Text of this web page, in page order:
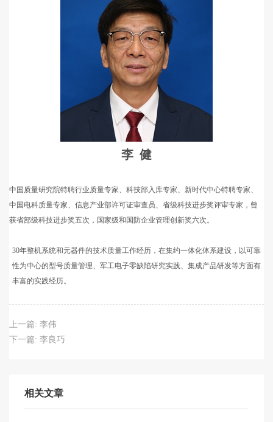
李 健
中国质量研究院特聘行业质量专家、科技部入库专家、新时代中心特聘专家、
中国电科质量专家、信息产业部许可证审查员、省级科技进步奖评审专家，曾
获省部级科技进步奖五次，国家级和国防企业管理创新奖六次。
30年整机系统和元器件的技术质量工作经历，在集约一体化体系建设，以可靠
性为中心的型号质量管理、军工电子零缺陷研究实践、集成产品研发等方面有
丰富的实践经历。
上一篇: 李伟
下一篇: 李良巧
相关文章